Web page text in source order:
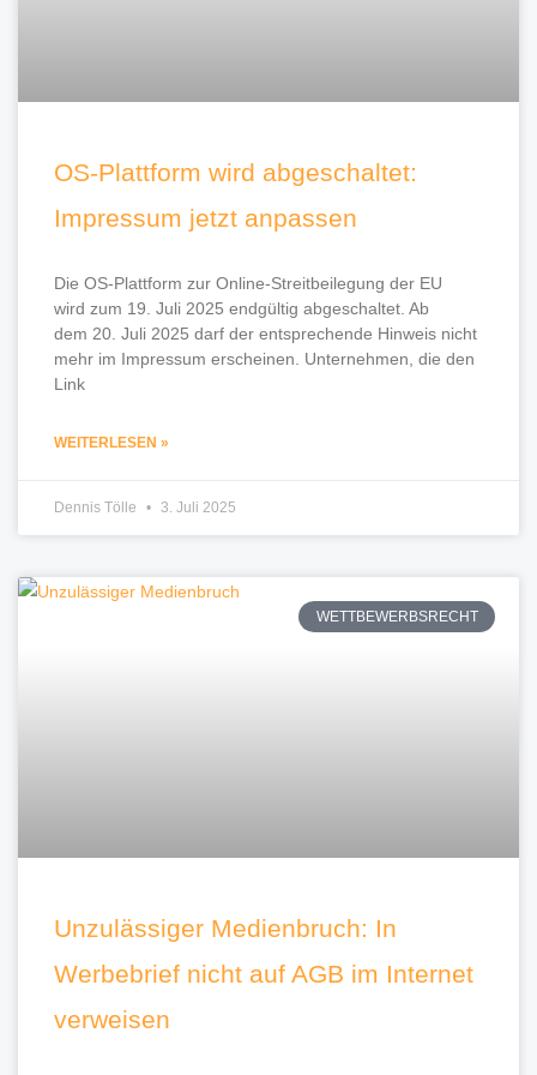
OS-Plattform wird abgeschaltet:
Impressum jetzt anpassen
Die OS-Plattform zur Online-Streitbeilegung der EU
wird zum 19. Juli 2025 endgültig abgeschaltet. Ab
dem 20. Juli 2025 darf der entsprechende Hinweis nicht
mehr im Impressum erscheinen. Unternehmen, die den
Link
WEITERLESEN »
Dennis Tölle 3. Juli 2025
WETTBEWERBSRECHT
Unzulässiger Medienbruch: In
Werbebrief nicht auf AGB im Internet
verweisen